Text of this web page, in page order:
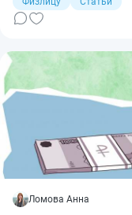
могут получать и
Ломова Анна